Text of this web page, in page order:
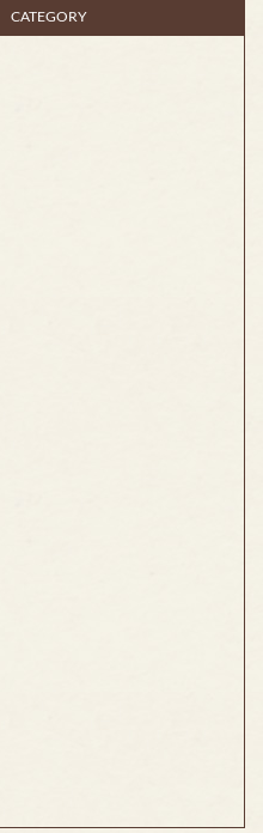
CATEGORY